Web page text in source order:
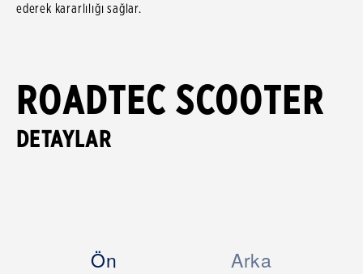
ederek kararlılığı sağlar.
ROADTEC SCOOTER
DETAYLAR
Ön Arka